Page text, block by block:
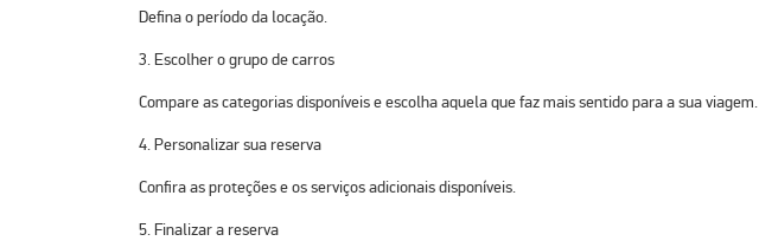
Defina o período da locação.
3. Escolher o grupo de carros
Compare as categorias disponíveis e escolha aquela que faz mais sentido para a sua viagem.
4. Personalizar sua reserva
Confira as proteções e os serviços adicionais disponíveis.
5. Finalizar a reserva